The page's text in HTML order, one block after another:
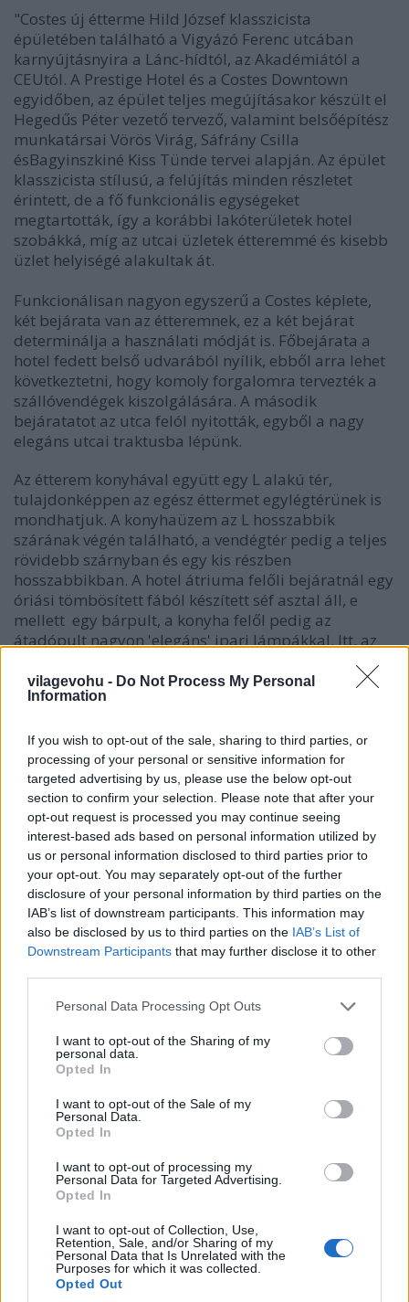
vilagevohu - Do Not Process My Personal
Information
If you wish to opt-out of the sale, sharing to third parties, or
processing of your personal or sensitive information for
targeted advertising by us, please use the below opt-out
section to confirm your selection. Please note that after your
opt-out request is processed you may continue seeing
interest-based ads based on personal information utilized by
us or personal information disclosed to third parties prior to
your opt-out. You may separately opt-out of the further
disclosure of your personal information by third parties on the
IAB’s list of downstream participants. This information may
also be disclosed by us to third parties on the IAB’s List of
Downstream Participants that may further disclose it to other
Please note that this website/app uses one or more Google
not limited to your visit or usage behaviour. You may click to
grant or deny consent to Google and its third-party tags to
use your data for below specified purposes in below Google
consent section.
Personal Data Processing Opt Outs
I want to opt-out of the Sharing of my
personal data.
Opted In
I want to opt-out of the Sale of my
Personal Data.
Opted In
I want to opt-out of processing my
Personal Data for Targeted Advertising.
Opted In
I want to opt-out of Collection, Use,
Retention, Sale, and/or Sharing of my
Personal Data that Is Unrelated with the
Purposes for which it was collected.
Opted Out
"Costes új étterme Hild József klasszicista
épületében található a Vigyázó Ferenc utcában
karnyújtásnyira a Lánc-hídtól, az Akadémiától a
CEUtól. A Prestige Hotel és a Costes Downtown
egyidőben, az épület teljes megújításakor készült el
Hegedűs Péter vezető tervező, valamint belsőépítész
munkatársai Vörös Virág, Sáfrány Csilla
ésBagyinszkiné Kiss Tünde tervei alapján. Az épület
klasszicista stílusú, a felújítás minden részletet
érintett, de a fő funkcionális egységeket
megtartották, így a korábbi lakóterületek hotel
szobákká, míg az utcai üzletek étteremmé és kisebb
üzlet helyiségé alakultak át.
Funkcionálisan nagyon egyszerű a Costes képlete,
két bejárata van az étteremnek, ez a két bejárat
determinálja a használati módját is. Főbejárata a
hotel fedett belső udvarából nyílik, ebből arra lehet
következtetni, hogy komoly forgalomra tervezték a
szállóvendégek kiszolgálására. A második
bejáratatot az utca felól nyitották, egyből a nagy
elegáns utcai traktusba lépünk.
Az étterem konyhával együtt egy L alakú tér,
tulajdonképpen az egész éttermet egylégtérünek is
mondhatjuk. A konyhaüzem az L hosszabbik
szárának végén található, a vendégtér pedig a teljes
rövidebb szárnyban és egy kis részben
hosszabbikban. A hotel átriuma felőli bejáratnál egy
óriási tömbösített fából készített séf asztal áll, e
mellett egy bárpult, a konyha felől pedig az
átadópult nagyon 'elegáns' ipari lámpákkal. Itt, az
Hollós Ádám Stigma című festményét."
"Minket leginkább a tér melegsége, nem hivalkodó
differenciáltsága és finom belsőépítészeti gesztusai
fogtak meg. Szeretnénk kiemelni, h bár a kétirányú
megközelíthetőség miatt a tervezőknek nehéz dolguk
volt az intimitás megteremtésével, a boxok finom
fénytervezésével sikerült elérniük, hogy az
átközlekedő vendégek mögött erre lehetőség nyíljon.
A barnás sötétebb tónusok miatt a nagy
belmagasságú terek egyensúlyban maradnak, nincs
bizonytalanság érzetünk, a téglaboltozatok és a
minden felületre kiterjedő tapintható megmunkálás
miatt a tér sokszínűsége zavaró visszhangok nélkül
működik, akusztikai értelemben is. Az utcai traktus
fő látványossága a hatalmas zöldfal -vertikális kert-
Csiszér Zsuzsi festményét
közül az egyedi tervezésű okos tároló fal a hozzá
kapcsolódó kiegészítőket, illetve a tömbösített fából
készülő végtelenül finom vonalvezetésű karosszékek
tetszettek leginkább. A Costes Downtown
elegáns
étterem, térszervezése, építészete mértéktartó és
letisztult."
Ez volt teháta két építészszakvéleménye, aki szerint
hasznos az ilyesmi, kommentben is jelezheti
És akkor jöjjenek az ételek, így néznek ki a séf,
Miguel Vieira egyszerűsített, bisztrósított ételei:
A két vaj tehén-, illetve kecsketejből készül, előbbi